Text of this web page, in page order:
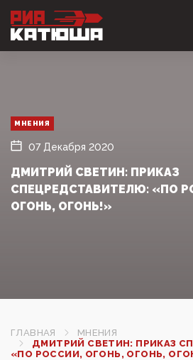
МНЕНИЯ
07 Декабря 2020
ДМИТРИЙ СВЕТИН: ПРИКАЗ
СПЕЦРЕДСТАВИТЕЛЮ: «ПО
ОГОНЬ, ОГОНЬ!»
ГЛАВНАЯ
МНЕНИЯ
ДМИТРИЙ СВЕТИН: ПРИКАЗ
«ПО РОССИИ, ОГОНЬ, ОГОНЬ,